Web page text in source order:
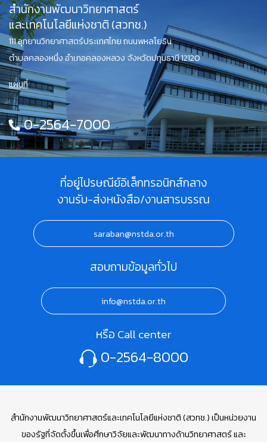
สำนักงานพัฒนาวิทยาศาสตร์
และเทคโนโลยีแห่งชาติ (สวทช.)
111 อุทยานวิทยาศาสตร์ประเทศไทย ถนนพหลโยธิน
ตำบลคลองหนึ่ง อำเภอคลองหลวง จังหวัดปทุมธานี 12120
แผนที่
0-2564-7000
ที่อยู่ไปรษณีย์อิเล็กทรอนิกส์กลาง
งานรับ-ส่งหนังสือ/งานสารบรรณ
saraban@nstda.or.th
สอบถามข้อมูลทั่วไป
info@nstda.or.th
หรือ Call center
0-2564-8000
สำนักงานพัฒนาวิทยาศาสตร์และเทคโนโลยีแห่งชาติ (สวทช.) เป็นหน่วยงาน
ของรัฐที่จัดตั้งขึ้นเพื่อศึกษาวิจัยและพัฒนาทางด้านวิทยาศาสตร์ และ